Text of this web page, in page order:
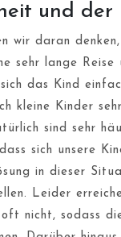
und
wir daran
sehr lange
das Kind
kleine Kinder
sind sehr
sich unsere
in dieser
Leider
nicht, sodass